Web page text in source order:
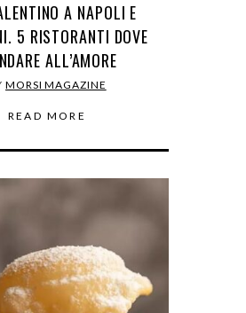
A NAPOLI E
5 RISTORANTI DOVE
ALL’AMORE
MORSI MAGAZINE
READ MORE